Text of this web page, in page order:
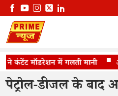
मॉडरेशन में गलती मानी
रुपये को थामने के लिए आरबीआई बढ़ा
पेट्रोल-डीजल के